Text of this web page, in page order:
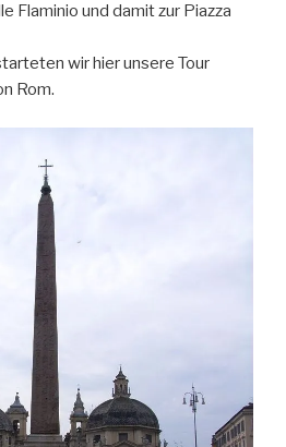
Flaminio und damit zur Piazza
wir hier unsere Tour
Rom.